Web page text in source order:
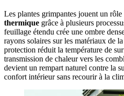
Les plantes grimpantes jouent un rôle
thermique grâce à plusieurs
feuillage étendu crée une ombre
rayons solaires sur les matériaux de
protection réduit la température de
transmission de chaleur vers les
devient un rempart naturel contre la
confort intérieur sans recourir à la